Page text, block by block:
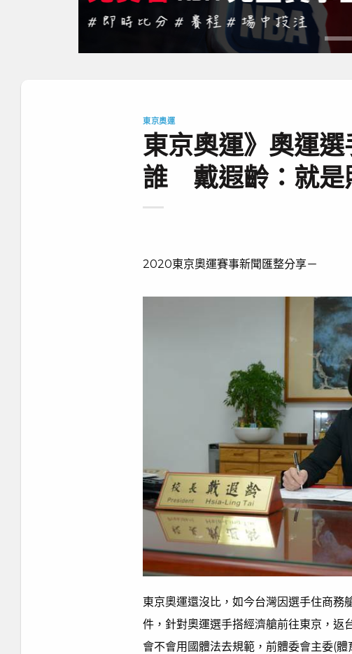
東京奧運
東京奧運》奧運
誰 戴遐齡：就是
2020東京奧運賽事新聞匯整分享－
東京奧運還沒比，如今台灣因選手住商務
件，針對奧運選手搭經濟艙前往東京，返
會不會用國體法去規範，前體委會主委(